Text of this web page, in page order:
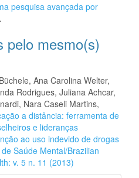
pesquisa avançada por
pelo mesmo(s)
Ana Carolina Welter,
Rodrigues, Juliana Achcar,
Nara Caseli Martins,
a distância: ferramenta de
e lideranças
ao uso indevido de drogas
Saúde Mental/Brazilian
v. 5 n. 11 (2013)